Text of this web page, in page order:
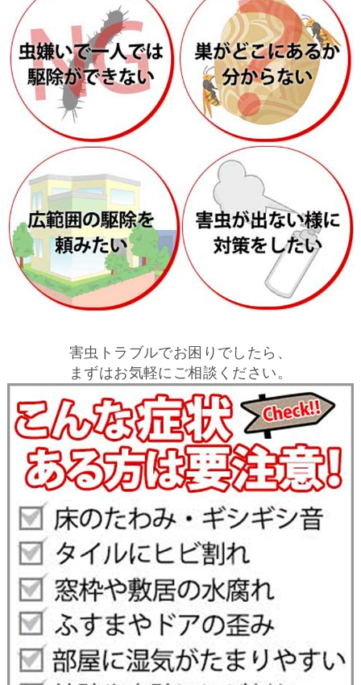
害虫トラブルでお困りでしたら、
まずはお気軽にご相談ください。